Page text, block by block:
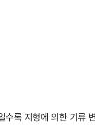
수록 지형에 의한 기류